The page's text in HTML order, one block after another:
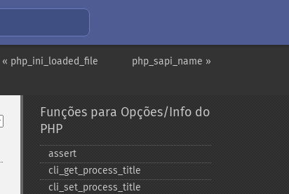
php_sapi_name »
« php_ini_loaded_file
Funções para Opções/Info do
PHP
assert
cli_​get_​process_​title
cli_​set_​process_​title